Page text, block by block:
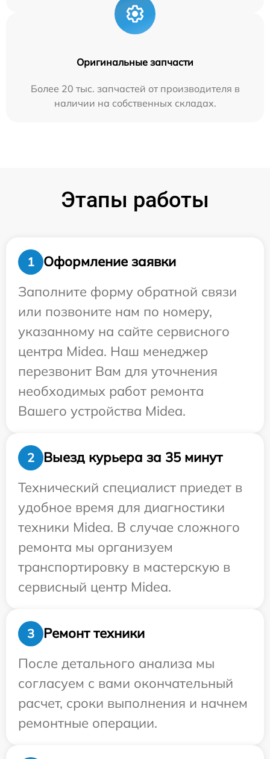
Оригинальные запчасти
Более 20 тыс. запчастей от производителя в
наличии на собственных складах.
Этапы работы
1
Оформление заявки
Заполните форму обратной связи
или позвоните нам по номеру,
указанному на сайте сервисного
центра Midea. Наш менеджер
перезвонит Вам для уточнения
необходимых работ ремонта
Вашего устройства Midea.
2
Выезд курьера за 35 минут
Технический специалист приедет в
удобное время для диагностики
техники Midea. В случае сложного
ремонта мы организуем
транспортировку в мастерскую в
сервисный центр Midea.
3
Ремонт техники
После детального анализа мы
согласуем с вами окончательный
расчет, сроки выполнения и начнем
ремонтные операции.